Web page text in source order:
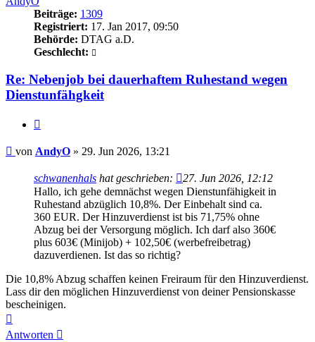
Beiträge: 1309
Registriert: 17. Jan 2017, 09:50
Behörde: DTAG a.D.
Geschlecht:
Re: Nebenjob bei dauerhaftem Ruhestand wegen
Dienstunfähgkeit
Beitrag
von AndyO » 29. Jun 2026, 13:21
schwanenhals hat geschrieben:
27. Jun 2026, 12:12
Hallo, ich gehe demnächst wegen Dienstunfähigkeit in
Ruhestand abzüglich 10,8%. Der Einbehalt sind ca.
360 EUR. Der Hinzuverdienst ist bis 71,75% ohne
Abzug bei der Versorgung möglich. Ich darf also 360€
plus 603€ (Minijob) + 102,50€ (werbefreibetrag)
dazuverdienen. Ist das so richtig?
Die 10,8% Abzug schaffen keinen Freiraum für den Hinzuverdienst.
Lass dir den möglichen Hinzuverdienst von deiner Pensionskasse
bescheinigen.
oben
Antworten